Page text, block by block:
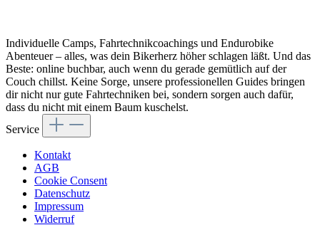
Individuelle Camps, Fahrtechnikcoachings und Endurobike
Abenteuer – alles, was dein Bikerherz höher schlagen läßt. Und das
Beste: online buchbar, auch wenn du gerade gemütlich auf der
Couch chillst. Keine Sorge, unsere professionellen Guides bringen
dir nicht nur gute Fahrtechniken bei, sondern sorgen auch dafür,
dass du nicht mit einem Baum kuschelst.
Service
Kontakt
AGB
Cookie Consent
Datenschutz
Impressum
Widerruf